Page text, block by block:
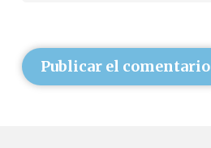
Publicar el comentario